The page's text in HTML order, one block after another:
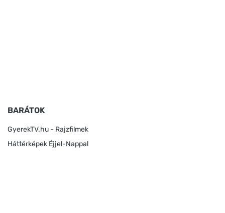
BARÁTOK
GyerekTV.hu - Rajzfilmek
Háttérképek Éjjel-Nappal